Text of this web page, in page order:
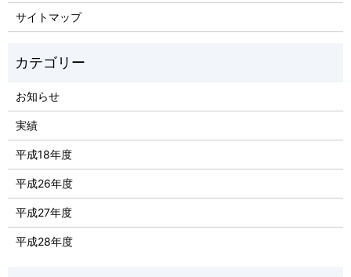
サイトマップ
お知らせ
実績
平成18年度
平成26年度
平成27年度
平成28年度